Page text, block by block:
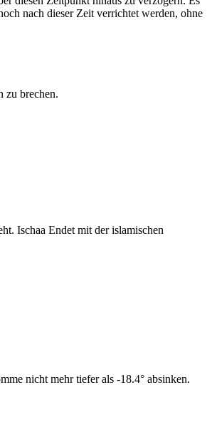
nach dieser Zeit verrichtet werden, ohne
zu brechen.
Ischaa Endet mit der islamischen
nicht mehr tiefer als -18.4° absinken.